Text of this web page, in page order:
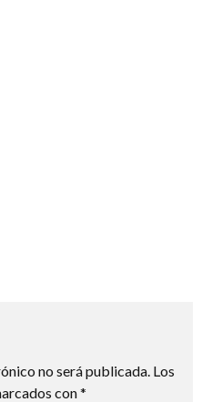
no será publicada. Los
con*